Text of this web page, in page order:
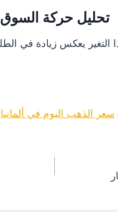
تحليل حركة السوق
سعر الذهب اليوم في ألمانيا